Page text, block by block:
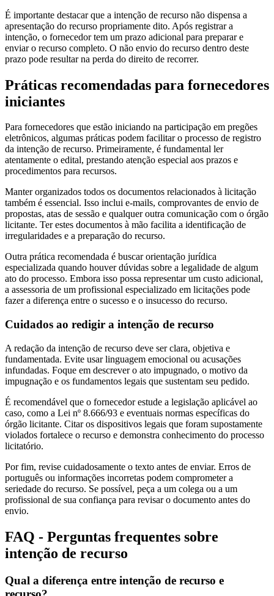
É importante destacar que a intenção de recurso não dispensa a
apresentação do recurso propriamente dito. Após registrar a
intenção, o fornecedor tem um prazo adicional para preparar e
enviar o recurso completo. O não envio do recurso dentro deste
prazo pode resultar na perda do direito de recorrer.
Práticas recomendadas para fornecedores
iniciantes
Para fornecedores que estão iniciando na participação em pregões
eletrônicos, algumas práticas podem facilitar o processo de registro
da intenção de recurso. Primeiramente, é fundamental ler
atentamente o edital, prestando atenção especial aos prazos e
procedimentos para recursos.
Manter organizados todos os documentos relacionados à licitação
também é essencial. Isso inclui e-mails, comprovantes de envio de
propostas, atas de sessão e qualquer outra comunicação com o órgão
licitante. Ter estes documentos à mão facilita a identificação de
irregularidades e a preparação do recurso.
Outra prática recomendada é buscar orientação jurídica
especializada quando houver dúvidas sobre a legalidade de algum
ato do processo. Embora isso possa representar um custo adicional,
a assessoria de um profissional especializado em licitações pode
fazer a diferença entre o sucesso e o insucesso do recurso.
Cuidados ao redigir a intenção de recurso
A redação da intenção de recurso deve ser clara, objetiva e
fundamentada. Evite usar linguagem emocional ou acusações
infundadas. Foque em descrever o ato impugnado, o motivo da
impugnação e os fundamentos legais que sustentam seu pedido.
É recomendável que o fornecedor estude a legislação aplicável ao
caso, como a Lei nº 8.666/93 e eventuais normas específicas do
órgão licitante. Citar os dispositivos legais que foram supostamente
violados fortalece o recurso e demonstra conhecimento do processo
licitatório.
Por fim, revise cuidadosamente o texto antes de enviar. Erros de
português ou informações incorretas podem comprometer a
seriedade do recurso. Se possível, peça a um colega ou a um
profissional de sua confiança para revisar o documento antes do
envio.
FAQ - Perguntas frequentes sobre
intenção de recurso
Qual a diferença entre intenção de recurso e